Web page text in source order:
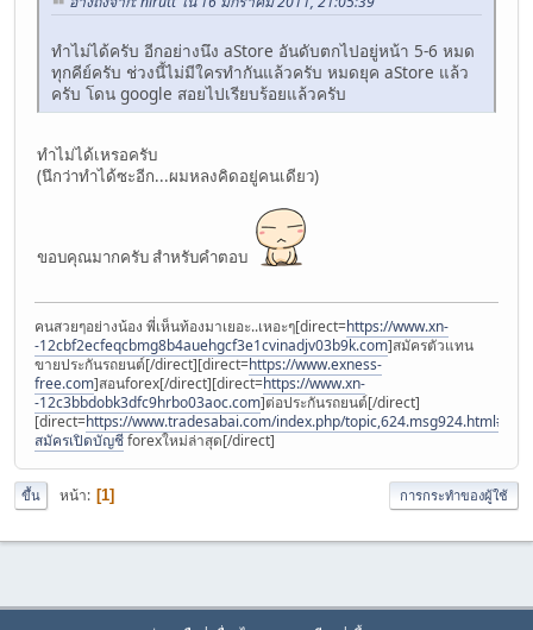
ทำไม่ได้ครับ อีกอย่างนึง aStore อันดับตกไปอยู่หน้า 5-6 หมด
ทุกคีย์ครับ ช่วงนี้ไม่มีใครทำกันแล้วครับ หมดยุค aStore แล้ว
ครับ โดน google สอยไปเรียบร้อยแล้วครับ
ทำไม่ได้เหรอครับ
(นึกว่าทำได้ซะอีก...ผมหลงคิดอยู่คนเดียว)
ขอบคุณมากครับ สำหรับคำตอบ
คนสวยๆอย่างน้อง พี่เห็นท้องมาเยอะ..เหอะๆ[direct=https://www.xn-
-12cbf2ecfeqcbmg8b4auehgcf3e1cvinadjv03b9k.com]สมัครตัวแทน
ขายประกันรถยนต์[/direct][direct=https://www.exness-
free.com]สอนforex[/direct][direct=https://www.xn-
-12c3bbdobk3dfc9hrbo03aoc.com]ต่อประกันรถยนต์[/direct]
[direct=https://www.tradesabai.com/index.php/
สมัครเปิดบัญชีforexใหม่ล่าสุด[/direct]
ขึ้น หน้า 1 การกระทำของผู้ใช้